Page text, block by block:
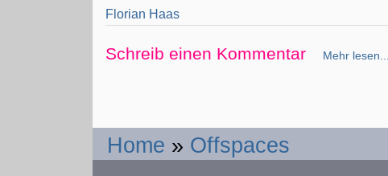
Florian Haas
Schreib einen Kommentar Mehr lesen...
Home » Offspaces